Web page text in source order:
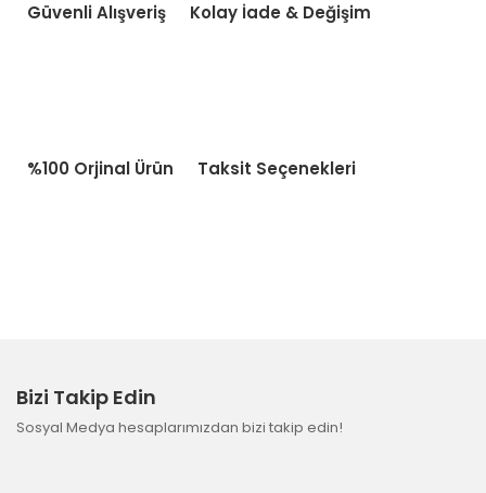
Güvenli Alışveriş Kolay İade & Değişim
%100 Orjinal Ürün Taksit Seçenekleri
Bizi Takip Edin
Sosyal Medya hesaplarımızdan bizi takip edin!